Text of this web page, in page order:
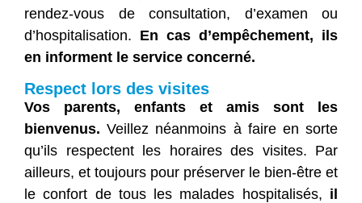
rendez-vous de consultation, d’examen ou
d’hospitalisation. En cas d’empêchement, ils
en informent le service concerné.
Respect lors des visites
Vos parents, enfants et amis sont les
bienvenus. Veillez néanmoins à faire en sorte
qu’ils respectent les horaires des visites. Par
ailleurs, et toujours pour préserver le bien-être et
le confort de tous les malades hospitalisés, il